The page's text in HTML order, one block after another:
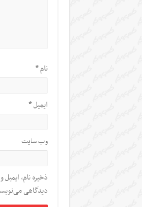
نام*
ایمیل*
وب‌ سایت
ذخیره نام،
دیدگاهی